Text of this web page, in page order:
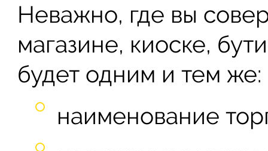
Неважно, где вы
магазине, киоске,
будет одним и тем же:
наименование